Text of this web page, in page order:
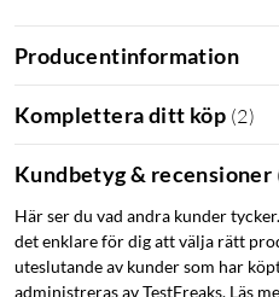
Knivarna är tillverkade i
noggrant kontrollerad
rent istället för att slitas av,
Böjbar design för färre
Om robotgräsklipparen kör på
Producentinformation
Komplettera ditt köp (2)
Kundbetyg & recensioner
Här ser du vad andra kunder
det enklare för dig att välja rätt
uteslutande av kunder som har
administreras av TestFreaks. Läs